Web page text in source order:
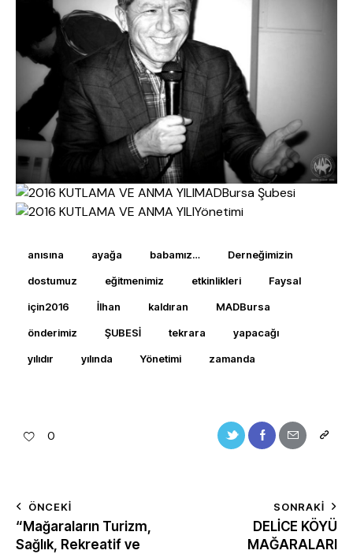
MADBursa Şubesi
Yönetimi
anısına ayağa babamız… Derneğimizin
dostumuz eğitmenimiz etkinlikleri Faysal
için2016 İlhan kaldıran MADBursa
önderimiz ŞUBESİ tekrara yapacağı
yılıdır yılında Yönetimi zamanda
0
ÖNCEKI
“Mağaraların Turizm,
Sağlık, Rekreatif ve
SONRAKI
DELİCE KÖYÜ
MAĞARALARI